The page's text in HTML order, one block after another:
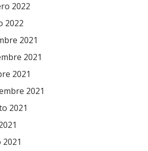
2022
2022
2021
2021
2021
2021
2021
2021